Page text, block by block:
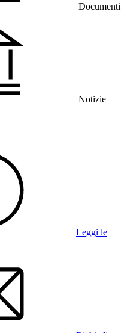
Documenti
Notizie
Leggi le